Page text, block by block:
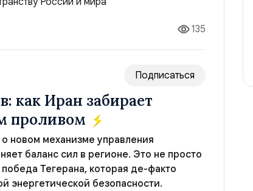
страны“ и выносит вопрос
обозрение, одновреме...
135
Подписаться
как Иран забирает
проливом
новом механизме управления
баланс сил в регионе. Это не просто
Тегерана, которая де-факто
энергетической безопасности.